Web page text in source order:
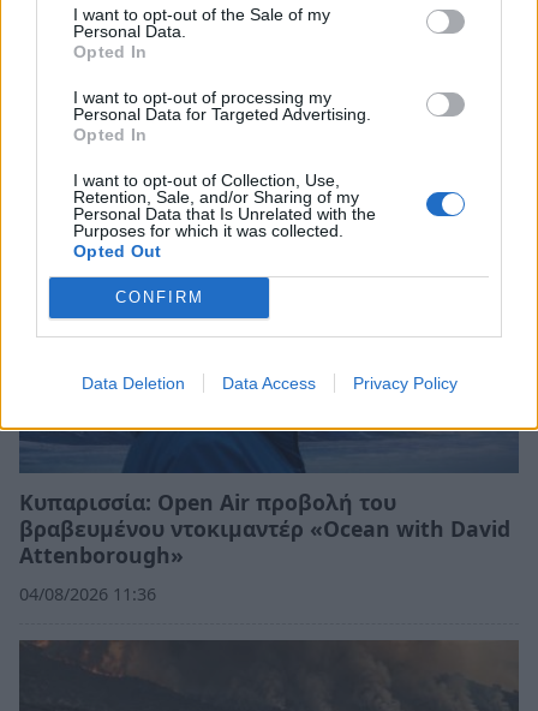
I want to opt-out of the Sale of my
Personal Data.
Opted In
I want to opt-out of processing my
Personal Data for Targeted Advertising.
Opted In
I want to opt-out of Collection, Use,
Retention, Sale, and/or Sharing of my
Personal Data that Is Unrelated with the
Purposes for which it was collected.
Opted Out
CONFIRM
Data Deletion Data Access Privacy Policy
Σχετικά Άρθρα
Κυπαρισσία: Open Air προβολή του
βραβευμένου ντοκιμαντέρ «Ocean with David
Attenborough»
04/08/2026 11:36